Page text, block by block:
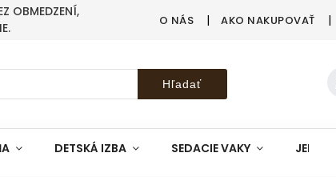
OBMEDZENÍ,
O NÁS AKO NAKUPOVAŤ
Hľadať
DETSKÁ IZBA SEDACIE VAKY JEDÁLEŇ